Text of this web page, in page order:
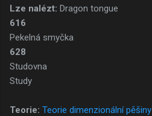
Lze nalézt: Dragon tongue
616
Pekelná smyčka
628
Studovna
Study
Teorie: Teorie dimenzionální pěšiny